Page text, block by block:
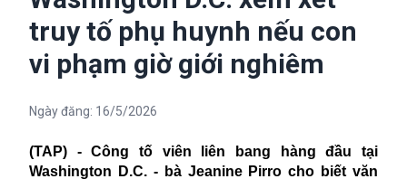
truy tố phụ huynh nếu con
vi phạm giờ giới nghiêm
Ngày đăng: 16/5/2026
(TAP) - Công tố viên liên bang hàng đầu tại
Washington D.C. - bà Jeanine Pirro cho biết văn